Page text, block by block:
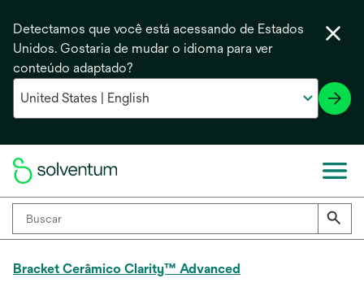
Detectamos que você está acessando de Estados
Unidos. Gostaria de mudar o idioma para ver
conteúdo adaptado?
Bracket Cerâmico Clarity™ Advanced